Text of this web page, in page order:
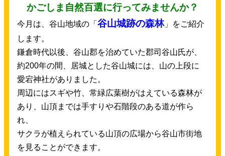
かごしま 自然百選に行ってみませんか？
今月 は、 谷山地域の「 谷山城跡の森林」をご紹介
します。
鎌倉時代以後 谷山郡を治めていた郡司 谷山氏が、
約200年の間 居城とした谷山城には、 山の 上段に
愛宕神社がありました。
周辺 にはスギや竹 常緑広葉樹がはえている森林が
あり、 山頂までは手すりや石階段のある道が作ら
れ、
サクラが植 えられている山頂の広場から谷山市街地
を 見ることができます。